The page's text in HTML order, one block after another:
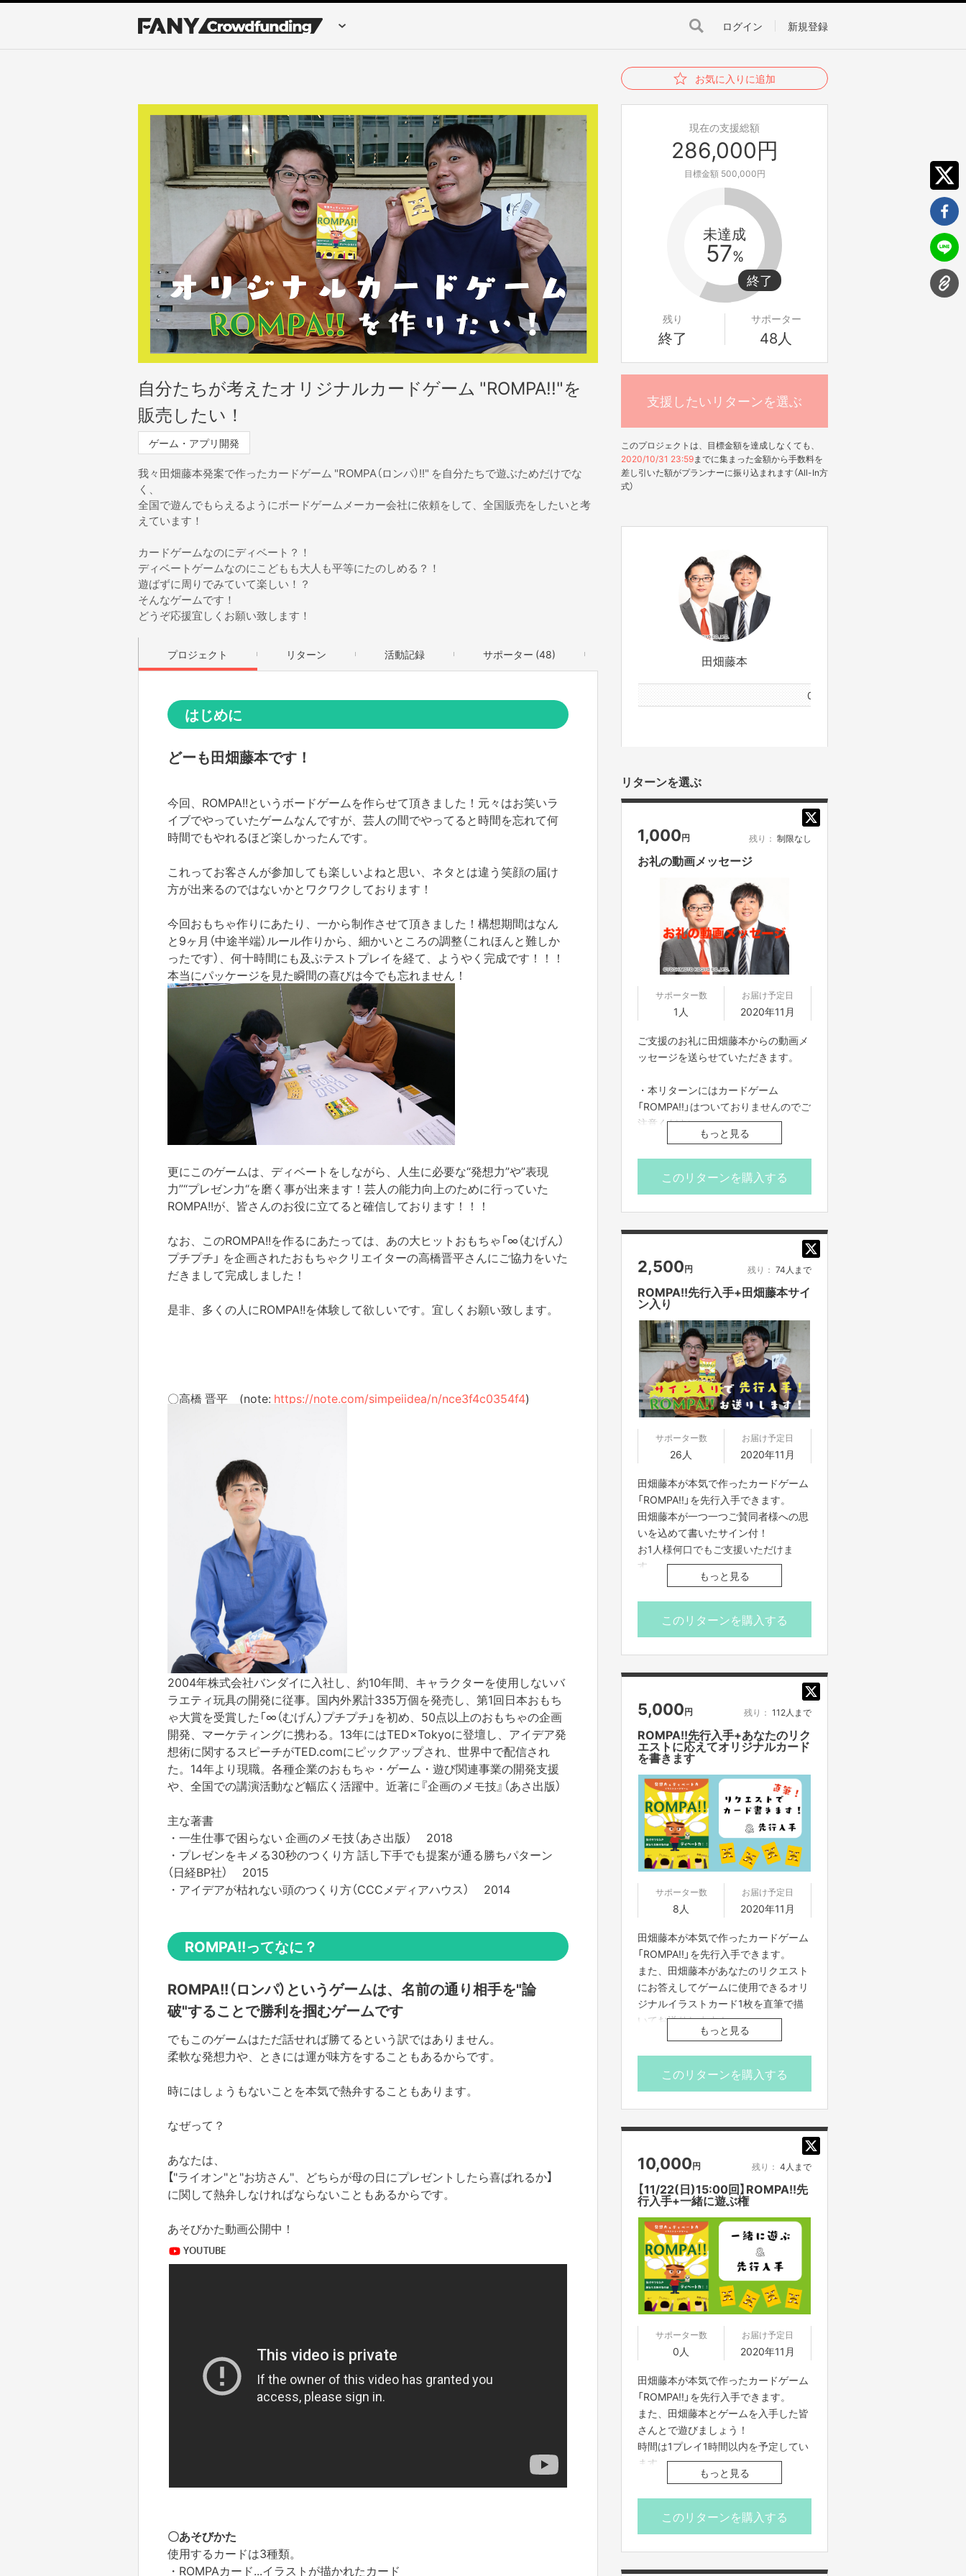
ログイン 新規登録
お気に入りに追加
自分たちが考えたオリジナルカードゲーム "ROMPA!!"を
販売したい！
ゲーム・アプリ開発
我々田畑藤本発案で作ったカードゲーム "ROMPA（ロンパ）!!" を自分たちで遊ぶためだけでな
く、
全国で遊んでもらえるようにボードゲームメーカー会社に依頼をして、全国販売をしたいと考
えています！
カードゲームなのにディベート？！
ディベートゲームなのにこどもも大人も平等にたのしめる？！
遊ばずに周りでみていて楽しい！？
そんなゲームです！
どうぞ応援宜しくお願い致します！
現在の支援総額
286,000円
目標金額 500,000円
未達成
57%
残り
終了
サポーター
48人
支援したいリターンを選ぶ
このプロジェクトは、目標金額を達成しなくても、
2020/10/31 23:59までに集まった金額から手数料を
差し引いた額がプランナーに振り込まれます（All-In方
式）
プロジェクト リターン 活動記録 サポーター (48)
はじめに
どーも田畑藤本です！
今回、ROMPA!!というボードゲームを作らせて頂きました！元々はお笑いラ
イブでやっていたゲームなんですが、芸人の間でやってると時間を忘れて何
時間でもやれるほど楽しかったんです。
これってお客さんが参加しても楽しいよねと思い、ネタとは違う笑顔の届け
方が出来るのではないかとワクワクしております！
今回おもちゃ作りにあたり、一から制作させて頂きました！構想期間はなん
と9ヶ月（中途半端）ルール作りから、細かいところの調整（これほんと難しか
ったです）、何十時間にも及ぶテストプレイを経て、ようやく完成です！！！
本当にパッケージを見た瞬間の喜びは今でも忘れません！
更にこのゲームは、ディベートをしながら、人生に必要な“発想力”や”表現
力”“プレゼン力“を磨く事が出来ます！芸人の能力向上のために行っていた
ROMPA!!が、皆さんのお役に立てると確信しております！！！
なお、このROMPA!!を作るにあたっては、あの大ヒットおもちゃ「∞（むげん）
プチプチ」 を企画されたおもちゃクリエイターの高橋晋平さんにご協力をいた
だきまして完成しました！
是非、多くの人にROMPA!!を体験して欲しいです。宜しくお願い致します。
〇高橋 晋平 (note: https://note.com/simpeiidea/n/nce3f4c0354f4)
2004年株式会社バンダイに入社し、約10年間、キャラクターを使用しないバ
ラエティ玩具の開発に従事。国内外累計335万個を発売し、第1回日本おもち
ゃ大賞を受賞した「∞（むげん）プチプチ」を初め、50点以上のおもちゃの企画
開発、マーケティングに携わる。13年にはTED×Tokyoに登壇し、アイデア発
想術に関するスピーチがTED.comにピックアップされ、世界中で配信され
た。14年より現職。各種企業のおもちゃ・ゲーム・遊び関連事業の開発支援
や、全国での講演活動など幅広く活躍中。近著に『企画のメモ技』（あさ出版）
主な著書
・一生仕事で困らない 企画のメモ技（あさ出版） 2018
・プレゼンをキメる30秒のつくり方 話し下手でも提案が通る勝ちパターン
（日経BP社） 2015
・アイデアが枯れない頭のつくり方（CCCメディアハウス） 2014
ROMPA!!ってなに？
ROMPA!!（ロンパ）というゲームは、名前の通り相手を"論
破"することで勝利を掴むゲームです
でもこのゲームはただ話せれば勝てるという訳ではありません。
柔軟な発想力や、ときには運が味方をすることもあるからです。
時にはしょうもないことを本気で熱弁することもあります。
なぜって？
あなたは、
【"ライオン"と"お坊さん"、どちらが母の日にプレゼントしたら喜ばれるか】
に関して熱弁しなければならないこともあるからです。
あそびかた動画公開中！
〇あそびかた
使用するカードは3種類。
・ROMPAカード...イラストが描かれたカード
田畑藤本
0件のサポーターと1件のプロジェクト
リターンを選ぶ
1,000円 残り： 制限なし
お礼の動画メッセージ
サポーター数
1人
お届け予定日
2020年11月
ご支援のお礼に田畑藤本からの動画メ
ッセージを送らせていただきます。
・本リターンにはカードゲーム
「ROMPA!!」はついておりませんのでご
注意ください。
・プロジェクト本文の末尾に記載され
ている【ご支援にあたってのご注意事
項】を必ずご一読ください。
もっと見る
このリターンを購入する
2,500円 残り： 74人まで
ROMPA!!先行入手+田畑藤本サイ
ン入り
サポーター数
26人
お届け予定日
2020年11月
田畑藤本が本気で作ったカードゲーム
「ROMPA!!」を先行入手できます。
田畑藤本が一つ一つご賛同者様への思
いを込めて書いたサイン付！
お1人様何口でもご支援いただけま
す。
・発送は11月中旬を予定しておりま
・プロジェクト本文の末尾に記載され
ている【ご支援にあたってのご注意事
項】を必ずご一読ください。
もっと見る
このリターンを購入する
5,000円 残り： 112人まで
ROMPA!!先行入手+あなたのリク
エストに応えてオリジナルカード
を書きます
サポーター数
8人
お届け予定日
2020年11月
田畑藤本が本気で作ったカードゲーム
「ROMPA!!」を先行入手できます。
また、田畑藤本があなたのリクエスト
にお答えしてゲームに使用できるオリ
ジナルイラストカード1枚を直筆で描
いてお送りします！
・発送は11月中旬を予定しておりま
・公序良俗に反するもの、著作権違反
・プロジェクト本文の末尾に記載され
ている【ご支援にあたってのご注意事
項】を必ずご一読ください。
もっと見る
このリターンを購入する
10,000円 残り： 4人まで
【11/22(日)15:00回】ROMPA!!先
行入手+一緒に遊ぶ権
サポーター数
0人
お届け予定日
2020年11月
田畑藤本が本気で作ったカードゲーム
「ROMPA!!」を先行入手できます。
また、田畑藤本とゲームを入手した皆
さんとで遊びましょう！
時間は1プレイ1時間以内を予定してい
ます。
本リターンは11/22(日)15:00の回(限定
4名)になります。
もっと見る
このリターンを購入する